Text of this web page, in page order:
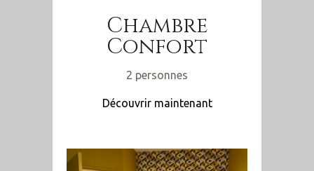
Chambre
Confort
2 personnes
Découvrir maintenant